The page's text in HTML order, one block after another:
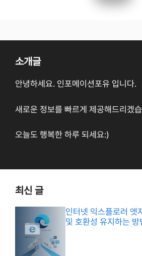
소개글
안녕하세요. 인포메이션포유 입니다.
새로운 정보를 빠르게 제공해드리겠
오늘도 행복한 하루 되세요:)
최신 글
인터넷 익스플로러 엣
및 호환성 유지하는 방